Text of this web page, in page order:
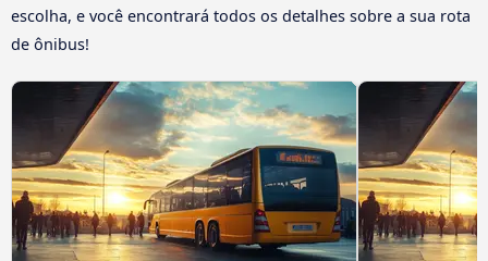
escolha, e você encontrará todos os detalhes sobre a sua rota
de ônibus!